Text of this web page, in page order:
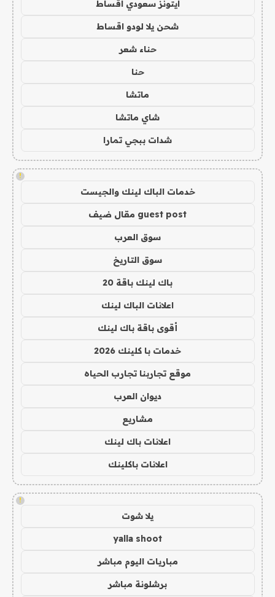
ايتونز سعودي اقساط
شحن يلا لودو اقساط
حناء شعر
حنا
ماتشا
شاي ماتشا
شدات ببجي تمارا
!
خدمات الباك لينك والجيست
guest post مقال ضيف
سوق العرب
سوق التاريخ
باك لينك باقة 20
اعلانات الباك لينك
أقوى باقة باك لينك
خدمات با كلينك 2026
موقع تجاربنا تجارب الحياه
ديوان العرب
مشاريع
اعلانات باك لينك
اعلانات باكلينك
!
يلا شوت
yalla shoot
مباريات اليوم مباشر
برشلونة مباشر